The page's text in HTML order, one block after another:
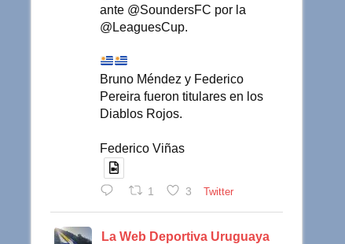
ante @SoundersFC por la
@LeaguesCup.
Bruno Méndez y Federico
Pereira fueron titulares en los
Diablos Rojos.
Federico Viñas
1 3 Twitter
La Web Deportiva Uruguaya